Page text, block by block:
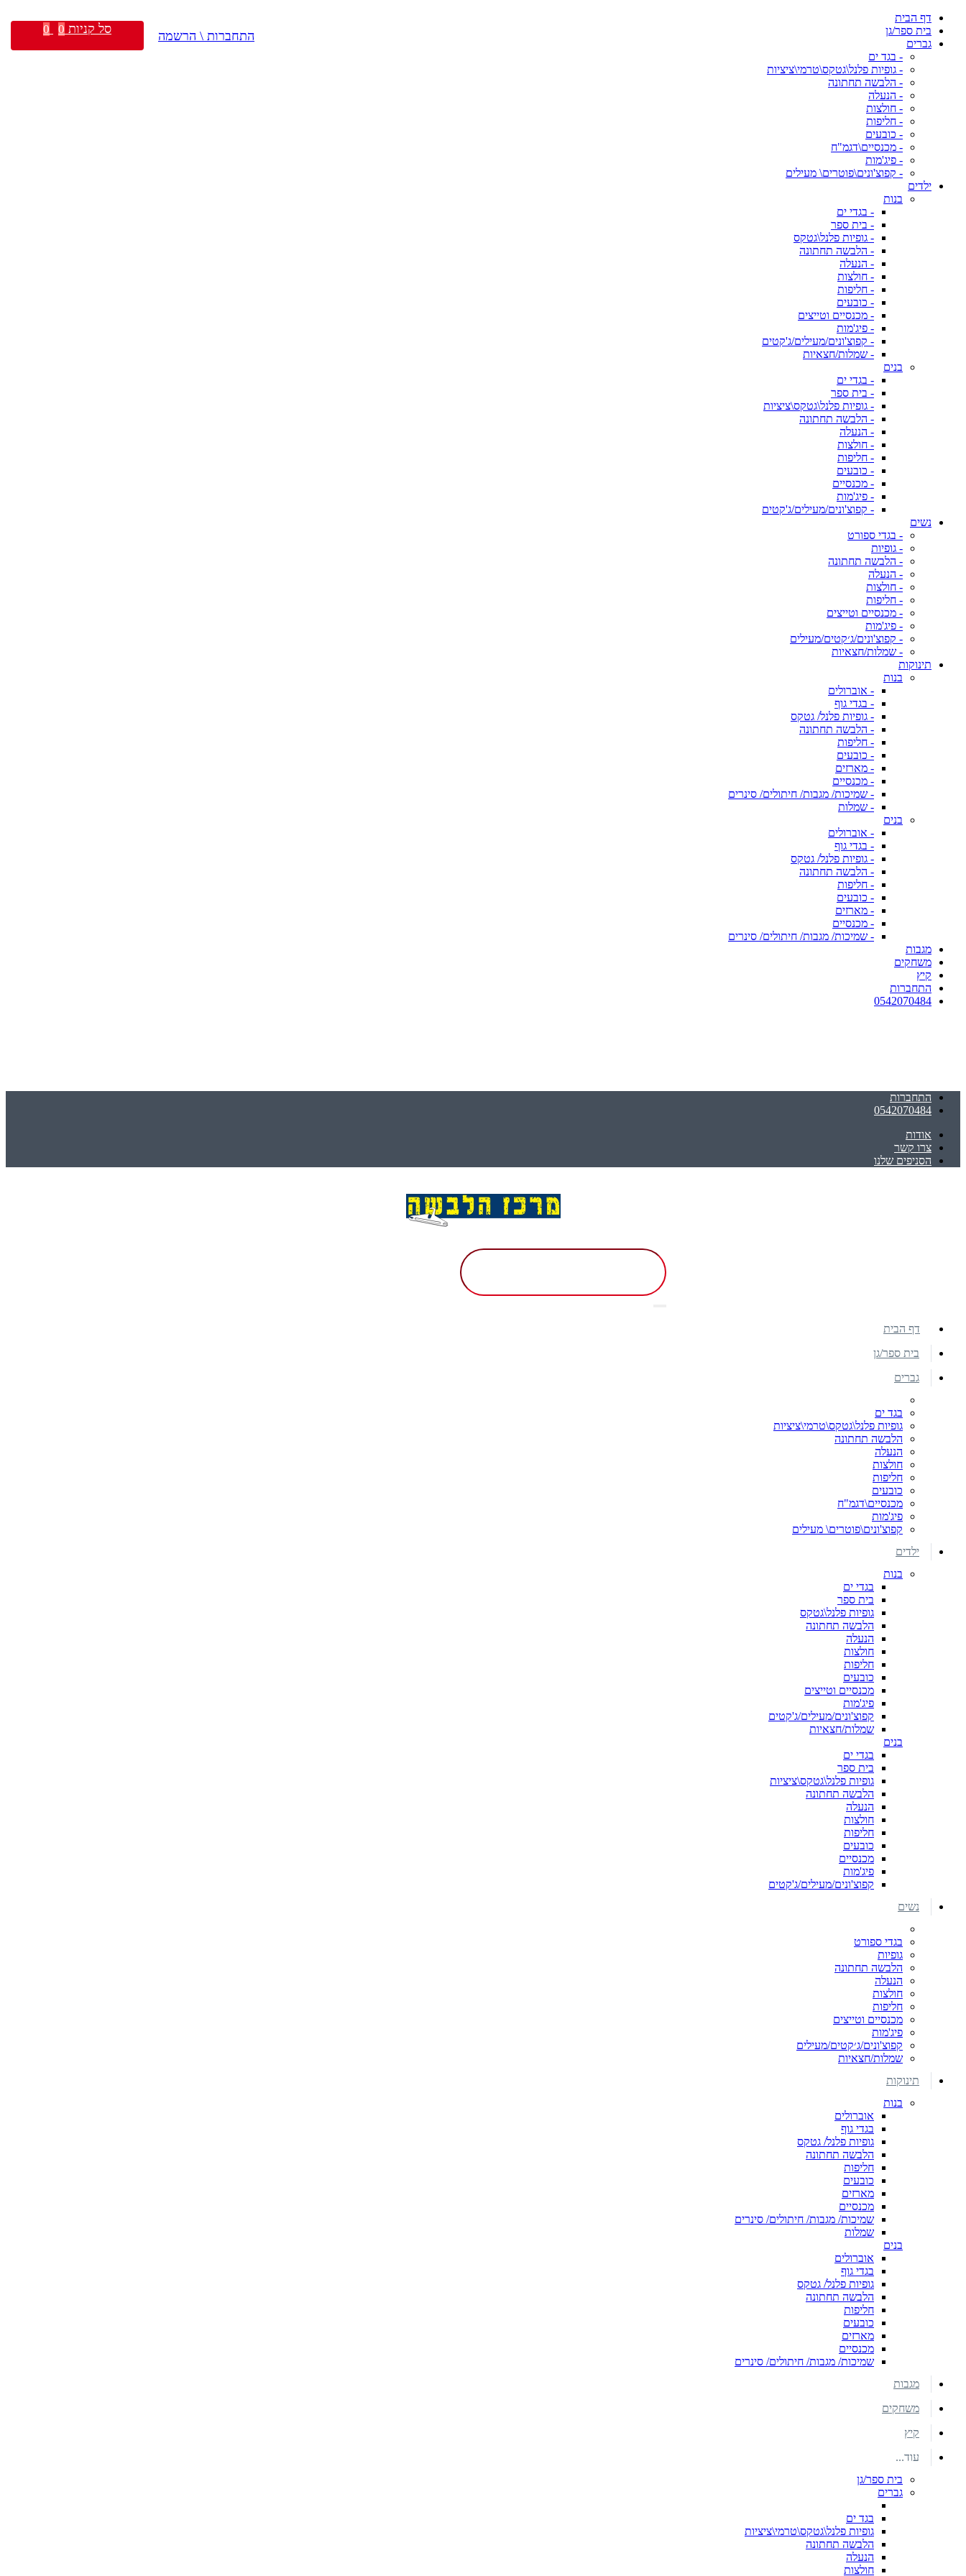
דף הבית
בית ספר/גן
גברים
- בגד ים
- גופיות פלנל\גטקס\טרמי\ציציות
- הלבשה תחתונה
- הנעלה
- חולצות
- חליפות
- כובעים
- מכנסיים\דגמ"ח
- פיג'מות
- קפוצ'ונים\פוטרים\ מעילים
ילדים
בנות
- בגדי ים
- בית ספר
- גופיות פלנל\גטקס
- הלבשה תחתונה
- הנעלה
- חולצות
- חליפות
- כובעים
- מכנסיים וטייצים
- פיג'מות
- קפוצ'ונים/מעילים/ג'קטים
- שמלות/חצאיות
בנים
- בגדי ים
- בית ספר
- גופיות פלנל\גטקס\ציציות
- הלבשה תחתונה
- הנעלה
- חולצות
- חליפות
- כובעים
- מכנסיים
- פיג'מות
- קפוצ'ונים/מעילים/ג'קטים
נשים
- בגדי ספורט
- גופיות
- הלבשה תחתונה
- הנעלה
- חולצות
- חליפות
- מכנסיים וטייצים
- פיג'מות
- קפוצ'ונים/ג׳קטים/מעילים
- שמלות/חצאיות
תינוקות
בנות
- אוברולים
- בגדי גוף
- גופיות פלנל/ גטקס
- הלבשה תחתונה
- חליפות
- כובעים
- מארזים
- מכנסיים
- שמיכות/ מגבות/ חיתולים/ סינרים
- שמלות
בנים
- אוברולים
- בגדי גוף
- גופיות פלנל/ גטקס
- הלבשה תחתונה
- חליפות
- כובעים
- מארזים
- מכנסיים
- שמיכות/ מגבות/ חיתולים/ סינרים
מגבות
משחקים
קיץ
התחברות
0542070484
התחברות
0542070484
אודות
צרו קשר
הסניפים שלנו
התחברות \ הרשמה סל קניות 0
0
דף הבית
בית ספר/גן
גברים
בגד ים
גופיות פלנל\גטקס\טרמי\ציציות
הלבשה תחתונה
הנעלה
חולצות
חליפות
כובעים
מכנסיים\דגמ"ח
פיג'מות
קפוצ'ונים\פוטרים\ מעילים
ילדים
בנות
בגדי ים
בית ספר
גופיות פלנל\גטקס
הלבשה תחתונה
הנעלה
חולצות
חליפות
כובעים
מכנסיים וטייצים
פיג'מות
קפוצ'ונים/מעילים/ג'קטים
שמלות/חצאיות
בנים
בגדי ים
בית ספר
גופיות פלנל\גטקס\ציציות
הלבשה תחתונה
הנעלה
חולצות
חליפות
כובעים
מכנסיים
פיג'מות
קפוצ'ונים/מעילים/ג'קטים
נשים
בגדי ספורט
גופיות
הלבשה תחתונה
הנעלה
חולצות
חליפות
מכנסיים וטייצים
פיג'מות
קפוצ'ונים/ג׳קטים/מעילים
שמלות/חצאיות
תינוקות
בנות
אוברולים
בגדי גוף
גופיות פלנל/ גטקס
הלבשה תחתונה
חליפות
כובעים
מארזים
מכנסיים
שמיכות/ מגבות/ חיתולים/ סינרים
שמלות
בנים
אוברולים
בגדי גוף
גופיות פלנל/ גטקס
הלבשה תחתונה
חליפות
כובעים
מארזים
מכנסיים
שמיכות/ מגבות/ חיתולים/ סינרים
מגבות
משחקים
קיץ
עוד...
בית ספר/גן
גברים
בגד ים
גופיות פלנל\גטקס\טרמי\ציציות
הלבשה תחתונה
הנעלה
חולצות